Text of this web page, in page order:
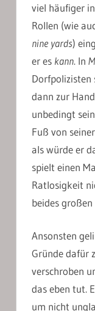
viel häufiger
Rollen (wie
nine yards)
er es kann. In
Dorfpolizisten
dann zur
unbedingt
Fuß von
als würde er
spielt einen
Ratlosigkeit
beides
Ansonsten
Gründe dafür
verschroben
das eben tut.
um nicht